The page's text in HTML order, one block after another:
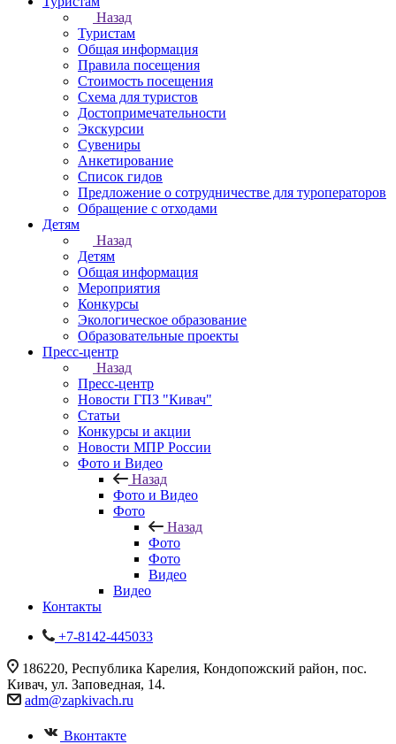
Назад
Туристам
Общая информация
Правила посещения
Стоимость посещения
Схема для туристов
Достопримечательности
Экскурсии
Сувениры
Анкетирование
Список гидов
Предложение о сотрудничестве для туроператоров
Обращение с отходами
Детям
Назад
Детям
Общая информация
Мероприятия
Конкурсы
Экологическое образование
Образовательные проекты
Пресс-центр
Назад
Пресс-центр
Новости ГПЗ "Кивач"
Статьи
Конкурсы и акции
Новости МПР России
Фото и Видео
Назад
Фото и Видео
Фото
Назад
Фото
Фото
Видео
Видео
Контакты
+7-8142-445033
186220, Республика Карелия, Кондопожский район, пос.
Кивач, ул. Заповедная, 14.
adm@zapkivach.ru
Вконтакте